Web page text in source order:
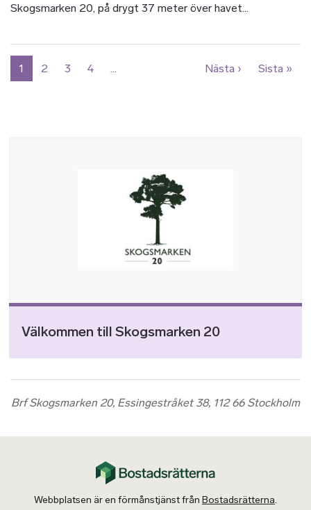
Skogsmarken 20, på drygt 37 meter över havet...
Paginering
1 2 3 4 … Nästa › Nästa sida
Sista »
Välkommen till Skogsmarken 20
Brf Skogsmarken 20, Essingestråket 38, 112 66 Stockholm
Webbplatsen är en förmånstjänst från Bostadsrätterna.